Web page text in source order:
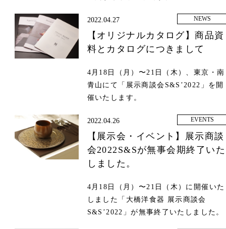
2022.04.27 NEWS
【オリジナルカタログ】商品資
料とカタログにつきまして
4月18日（月）〜21日（木）、東京・南
青山にて「展示商談会S&S’2022」を開
催いたします。
2022.04.26 EVENTS
【展示会・イベント】展示商談
会2022S&Sが無事会期終了いた
しました。
4月18日（月）〜21日（木）に開催いた
しました「大橋洋食器 展示商談会
S&S’2022」が無事終了いたしました。